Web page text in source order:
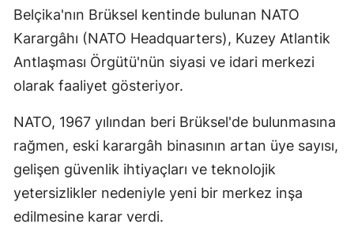
Belçika'nın Brüksel kentinde bulunan NATO
Karargâhı (NATO Headquarters), Kuzey Atlantik
Antlaşması Örgütü'nün siyasi ve idari merkezi
olarak faaliyet gösteriyor.
NATO, 1967 yılından beri Brüksel'de bulunmasına
rağmen, eski karargâh binasının artan üye sayısı,
gelişen güvenlik ihtiyaçları ve teknolojik
yetersizlikler nedeniyle yeni bir merkez inşa
edilmesine karar verdi.